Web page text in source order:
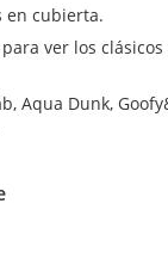
en cubierta.
ver los clásicos
Aqua Dunk,